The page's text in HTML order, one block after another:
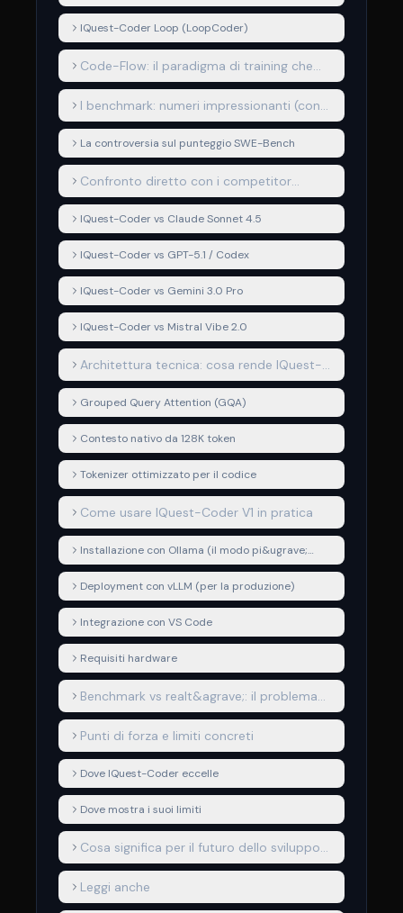
IQuest-Coder Loop (LoopCoder)
Code-Flow: il paradigma di training che
cambia le regole
I benchmark: numeri impressionanti (con
un asterisco)
La controversia sul punteggio SWE-Bench
Confronto diretto con i competitor
principali
IQuest-Coder vs Claude Sonnet 4.5
IQuest-Coder vs GPT-5.1 / Codex
IQuest-Coder vs Gemini 3.0 Pro
IQuest-Coder vs Mistral Vibe 2.0
Architettura tecnica: cosa rende IQuest-
Coder speciale
Grouped Query Attention (GQA)
Contesto nativo da 128K token
Tokenizer ottimizzato per il codice
Come usare IQuest-Coder V1 in pratica
Installazione con Ollama (il modo pi&ugrave;
semplice)
Deployment con vLLM (per la produzione)
Integrazione con VS Code
Requisiti hardware
Benchmark vs realt&agrave;: il problema
del "benchmaxxing"
Punti di forza e limiti concreti
Dove IQuest-Coder eccelle
Dove mostra i suoi limiti
Cosa significa per il futuro dello sviluppo
software
Leggi anche